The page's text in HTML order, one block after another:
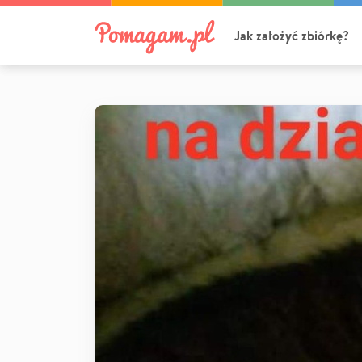
Jak założyć zbiórkę?